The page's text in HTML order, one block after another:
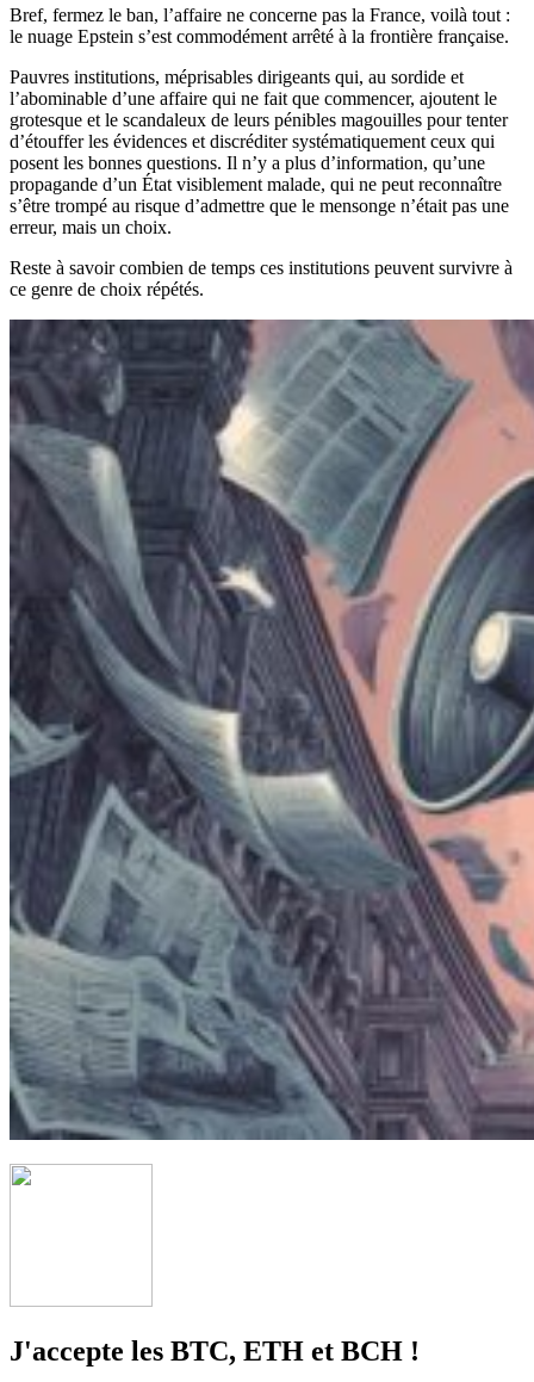
Bref, fermez le ban, l’affaire ne concerne pas la France, voilà tout :
le nuage Epstein s’est commodément arrêté à la frontière française.
Pauvres institutions, méprisables dirigeants qui, au sordide et
l’abominable d’une affaire qui ne fait que commencer, ajoutent le
grotesque et le scandaleux de leurs pénibles magouilles pour tenter
d’étouffer les évidences et discréditer systématiquement ceux qui
posent les bonnes questions. Il n’y a plus d’information, qu’une
propagande d’un État visiblement malade, qui ne peut reconnaître
s’être trompé au risque d’admettre que le mensonge n’était pas une
erreur, mais un choix.
Reste à savoir combien de temps ces institutions peuvent survivre à
ce genre de choix répétés.
J'accepte les BTC, ETH et BCH !